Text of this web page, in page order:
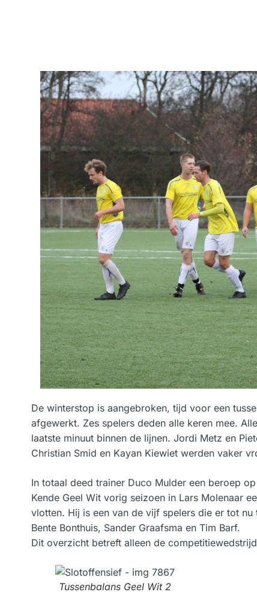
De winterstop is aangebroken, tijd voor een
afgewerkt. Zes spelers deden alle keren mee.
laatste minuut binnen de lijnen. Jordi Metz en
Christian Smid en Kayan Kiewiet werden vaker
In totaal deed trainer Duco Mulder een beroep
Kende Geel Wit vorig seizoen in Lars Molenaar
vlotten. Hij is een van de vijf spelers die er tot
Bente Bonthuis, Sander Graafsma en Tim Barf.
Dit overzicht betreft alleen de
Tussenbalans Geel Wit 2